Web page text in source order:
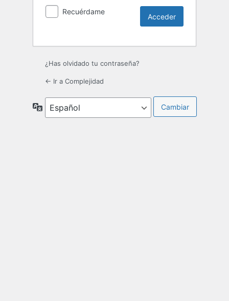
Recuérdame
¿Has olvidado tu contraseña?
← Ir a Complejidad
Idioma